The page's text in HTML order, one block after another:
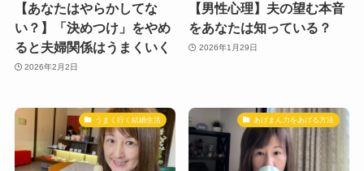
【あなたはやらかしてな
い？】「決めつけ」をやめ
ると夫婦関係はうまくいく
2026年2月2日
【男性心理】夫の望む本音
をあなたは知っている？
2026年1月29日
うまく行く結婚生活 あげまん力をあげる方法